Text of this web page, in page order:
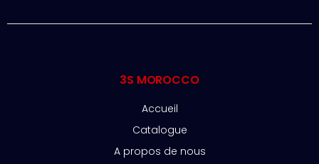
3S MOROCCO
Accueil
Catalogue
A propos de nous